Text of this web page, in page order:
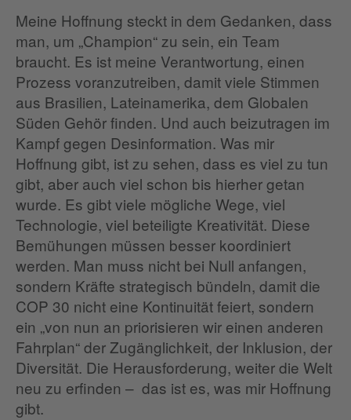
Meine Hoffnung steckt in dem Gedanken, dass
man, um „Champion“ zu sein, ein Team
braucht. Es ist meine Verantwortung, einen
Prozess voranzutreiben, damit viele Stimmen
aus Brasilien, Lateinamerika, dem Globalen
Süden Gehör finden. Und auch beizutragen im
Kampf gegen Desinformation. Was mir
Hoffnung gibt, ist zu sehen, dass es viel zu tun
gibt, aber auch viel schon bis hierher getan
wurde. Es gibt viele mögliche Wege, viel
Technologie, viel beteiligte Kreativität. Diese
Bemühungen müssen besser koordiniert
werden. Man muss nicht bei Null anfangen,
sondern Kräfte strategisch bündeln, damit die
COP 30 nicht eine Kontinuität feiert, sondern
ein „von nun an priorisieren wir einen anderen
Fahrplan“ der Zugänglichkeit, der Inklusion, der
Diversität. Die Herausforderung, weiter die Welt
neu zu erfinden – das ist es, was mir Hoffnung
gibt.